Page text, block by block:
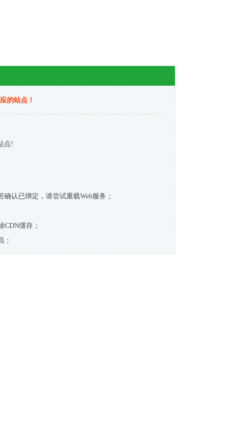
的站点！
点!
认已绑定，请尝试重载Web服务；
CDN缓存；
；